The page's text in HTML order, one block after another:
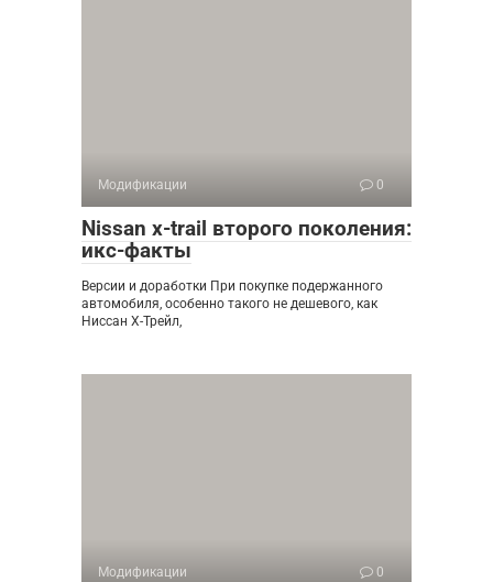
Модификации 0
Nissan x-trail второго поколения:
икс-факты
Версии и доработки При покупке подержанного
автомобиля, особенно такого не дешевого, как
Ниссан Х-Трейл,
Модификации 0